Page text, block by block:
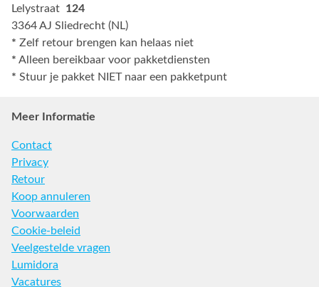
Lelystraat 124
3364 AJ Sliedrecht (NL)
* Zelf retour brengen kan helaas niet
* Alleen bereikbaar voor pakketdiensten
* Stuur je pakket NIET naar een pakketpunt
Meer Informatie
Contact
Privacy
Retour
Koop annuleren
Voorwaarden
Cookie-beleid
Veelgestelde vragen
Lumidora
Vacatures